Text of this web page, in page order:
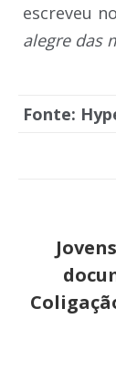
escreveu
alegre das
Fonte:
post: